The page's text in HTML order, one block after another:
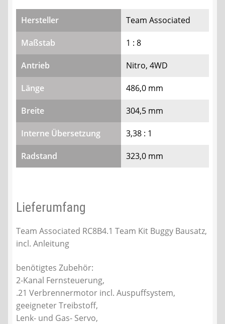
Hersteller Team Associated
Maßstab 1 : 8
Antrieb Nitro, 4WD
Länge 486,0 mm
Breite 304,5 mm
Interne Übersetzung 3,38 : 1
Radstand 323,0 mm
Lieferumfang
Team Associated RC8B4.1 Team Kit Buggy Bausatz,
incl. Anleitung
benötigtes Zubehör:
2-Kanal Fernsteuerung,
.21 Verbrennermotor incl. Auspuffsystem,
geeigneter Treibstoff,
Lenk- und Gas- Servo,